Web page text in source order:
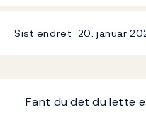
Sist endret 20. januar
Fant du det du lette